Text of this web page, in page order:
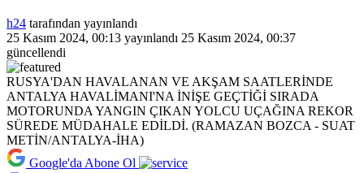
h24 tarafından yayınlandı
25 Kasım 2024, 00:13 yayınlandı 25 Kasım 2024, 00:37
güncellendi
RUSYA'DAN HAVALANAN VE AKŞAM SAATLERİNDE
ANTALYA HAVALİMANI'NA İNİŞE GEÇTİĞİ SIRADA
MOTORUNDA YANGIN ÇIKAN YOLCU UÇAĞINA REKOR
SÜREDE MÜDAHALE EDİLDİ. (RAMAZAN BOZCA - SUAT
METİN/ANTALYA-İHA)
Google'da Abone Ol